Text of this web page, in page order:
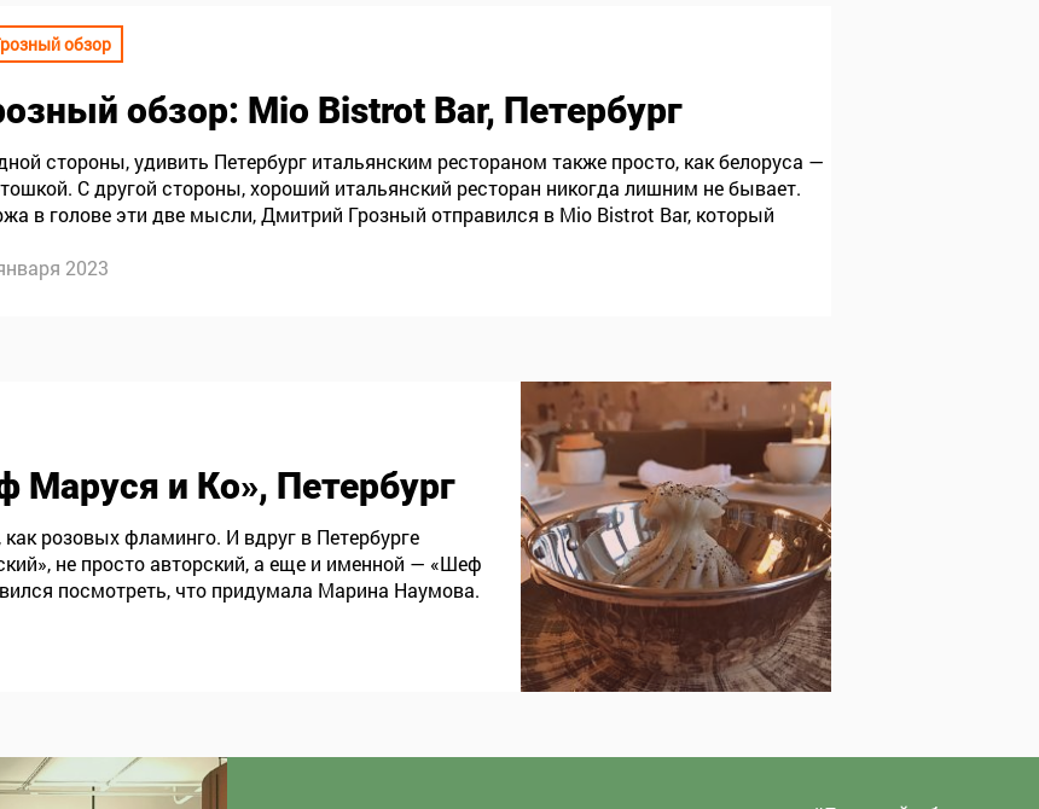
обзор
обзор: Mio Bistrot Bar, Петербург
стороны, удивить Петербург итальянским рестораном также просто, как белоруса —
С другой стороны, хороший итальянский ресторан никогда лишним не бывает.
в голове эти две мысли, Дмитрий Грозный отправился в Mio Bistrot Bar, который
2023
Маруся и Ко», Петербург
розовых фламинго. И вдруг в Петербурге
не просто авторский, а еще и именной — «Шеф
посмотреть, что придумала Марина Наумова.